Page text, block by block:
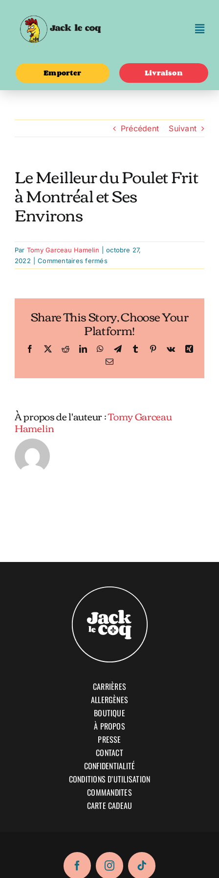
contenu
Emporter Livraison
Précédent Suivant
Le Meilleur du Poulet Frit
à Montréal et Ses
Environs
Par Tomy Garceau Hamelin
octobre 27,
2022
Commentaires ferméssur
Le
Frit
à
Montréal
Ses
Share This Story, Choose Your
Platform!
Facebook
X RedditLinkedInWhatsApp
TelegramTumblr Pinterest
Vk
Xing
Email
À propos de l'auteur :Tomy Garceau
Hamelin
CARRIÈRES
ALLERGÈNES
BOUTIQUE
À PROPOS
PRESSE
CONTACT
CONFIDENTIALITÉ
CONDITIONS D’UTILISATION
COMMANDITES
CARTE CADEAU